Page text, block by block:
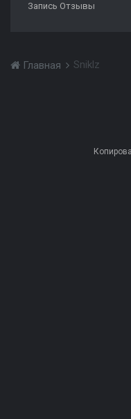
Запись Отзывы
Главная Sniklz